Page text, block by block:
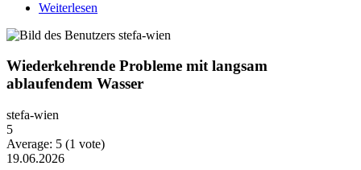
Weiterlesen
Wiederkehrende Probleme mit langsam
ablaufendem Wasser
stefa-wien
5
Average: 5 (1 vote)
19.06.2026